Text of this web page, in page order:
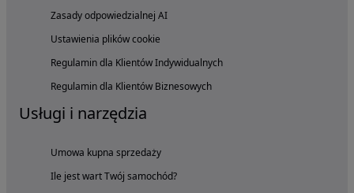
Zasady odpowiedzialnej AI
Ustawienia plików cookie
Regulamin dla Klientów Indywidualnych
Regulamin dla Klientów Biznesowych
Usługi i narzędzia
Umowa kupna sprzedaży
Ile jest wart Twój samochód?